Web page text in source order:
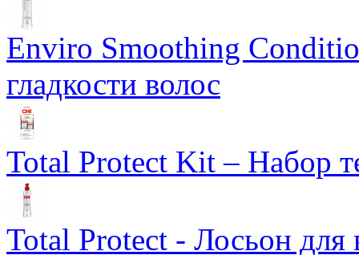
Enviro Smoothing
гладкости волос
Total Protect Kit – Набор
Total Protect - Лосьон для